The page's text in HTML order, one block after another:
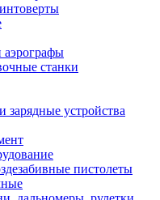
аэрографы
станки
зарядные устройства
пистолеты